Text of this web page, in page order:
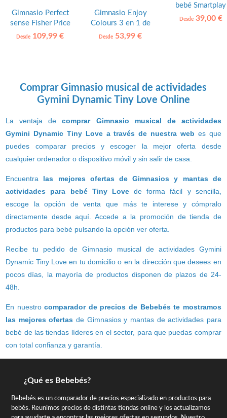
Gimnasio Perfect
sense Fisher Price
Desde 109,99 €
Gimnasio Enjoy
Colours 3 en 1 de
Chicco
Desde 53,99 €
bebé Smartplay
Kinderkraft
Desde39,00 €
Comprar Gimnasio musical de actividades
Gymini Dynamic Tiny Love Online
La ventaja decomprar Gimnasio musical de actividades
Gymini Dynamic Tiny Love a través de nuestra web es que
puedes comparar precios y escoger la mejor oferta desde
cualquier ordenador o dispositivo móvil y sin salir de casa.
Encuentra las mejores ofertas de Gimnasios y mantas de
actividades para bebé Tiny Lovede forma fácil y sencilla,
escoge la opción de venta que más te interese y cómpralo
directamente desde aquí. Accede a la promoción de tienda de
productos para bebé pulsando la opción ver oferta.
Recibe tu pedido de Gimnasio musical de actividades Gymini
Dynamic Tiny Love en tu domicilio o en la dirección que desees en
pocos días, la mayoría de productos disponen de plazos de 24-
48h.
En nuestrocomparador de precios de Bebebés te mostramos
las mejores ofertas de Gimnasios y mantas de actividades para
bebé de las tiendas líderes en el sector, para que puedas comprar
con total confianza y garantía.
¿Qué es Bebebés?
Bebebés es un comparador de precios especializado en productos para
bebés. Reunimos precios de distintas tiendas online y los actualizamos